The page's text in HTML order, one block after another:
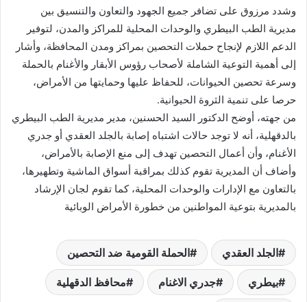
وشدد مرزوق على تضافر جميع الجهود والتعاون والتنسيق بين
مديرية الطب البيطري والوحدات المحلية للمراكز والمدن، لتوفير
الدعم اللازم لإنجاح حملات التحصين بمراكز ومدن المحافظة، وأشار
إلى أهمية التوعية الشاملة لأصحاب رؤوس الأبقار والأغنام بالحملة
وسرعة تحصين الحيوانات، للحفاظ عليها وحمايتها من الأمراض،
حرصا على تنمية الثروة الحيوانية.
من جهته، أوضح الدكتور السيد الحسنين، مدير مديرية الطب البيطري
بالدقهلية، أنه لا توجد حالات اشتباه إصابة بالجلد العقدي أو جدري
الأغنام، وأن أعمال التحصين تهدف إلى منع الإصابة بالأمراض،
وأضاف أن المديرية تقوم كذلك بمراقبة أسواق الماشية وتطهيرها،
بالتعاون مع الإدارات والوحدات المحلية، كما تقوم لجان الإرشاد
بالمديرية بتوعية المواطنين من خطورة الأمراض الوبائية
الجلد العقدي الحملة القومية ضد التحصين
بيطري جدري الاغنام محافظ الدقهلية